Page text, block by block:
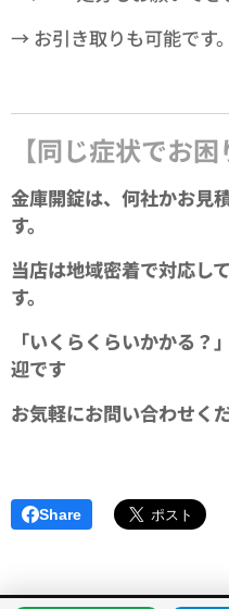
→ お引き取りも可能です
【同じ症状でお困
金庫開錠は、何社かお見
す。
当店は地域密着で対応し
す。
「いくらくらいかかる
迎です✨
お気軽にお問い合わせく
Share